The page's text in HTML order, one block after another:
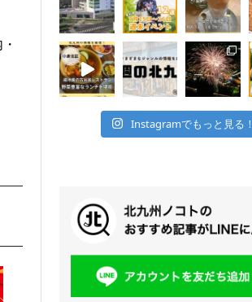
Instagramでもっと見る！